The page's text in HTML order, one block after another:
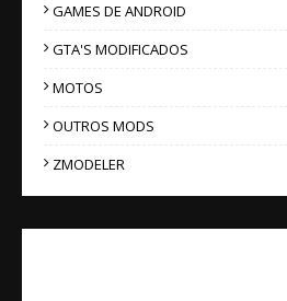
GAMES DE ANDROID
GTA'S MODIFICADOS
MOTOS
OUTROS MODS
ZMODELER